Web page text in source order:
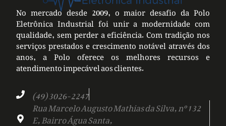
No mercado desde 2009, o maior desafio da Polo
Eletrônica Industrial foi unir a modernidade com
qualidade, sem perder a eficiência. Com tradição nos
serviços prestados e crescimento notável através dos
anos, a Polo oferece os melhores recursos e
atendimento impecável aos clientes.
(49) 3026-2247
Rua Marcelo Augusto Mathias da Silva, nº 132
E, Bairro Água Santa,